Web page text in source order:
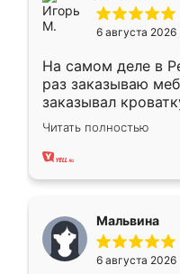
6 августа 2026
На самом деле в
раз заказываю
заказывал
ребёнка при его
заказал шкаф-
хорошее сборка
меньше, здесь же
Мне нравится
мебели буду
Читать полностью
Мальвина
6 августа 2026